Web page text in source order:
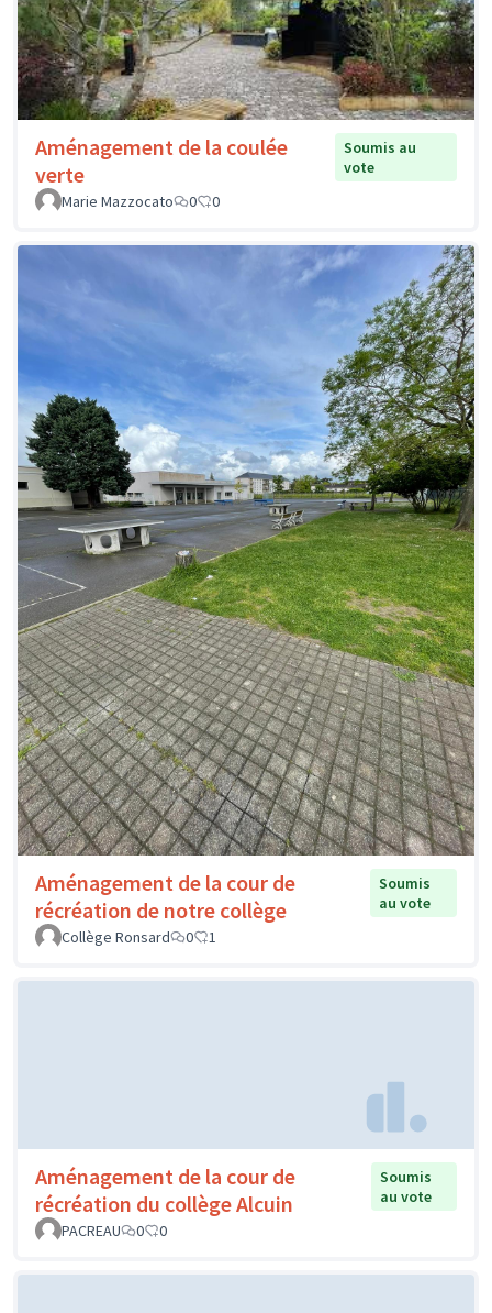
Aménagement de la coulée
verte
Soumis au
vote
Marie Mazzocato
0 0
Aménagement de la cour de
récréation de notre collège
Soumis
au vote
Collège Ronsard
0 1
Aménagement de la cour de
récréation du collège Alcuin
Soumis
au vote
PACREAU
0 0